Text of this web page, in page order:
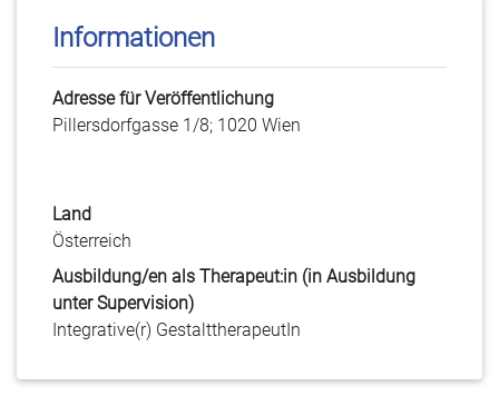
Informationen
Adresse für Veröffentlichung
Pillersdorfgasse 1/8; 1020 Wien
Land
Österreich
Ausbildung/en als Therapeut:in (in Ausbildung
unter Supervision)
Integrative(r) GestalttherapeutIn